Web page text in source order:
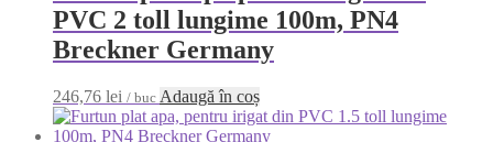
PVC 2 toll lungime 100m, PN4
Breckner Germany
246,76 lei / buc Adaugă în coș